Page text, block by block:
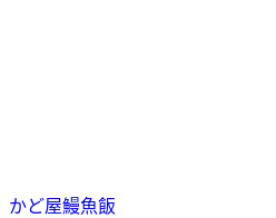
かど屋鰻魚飯